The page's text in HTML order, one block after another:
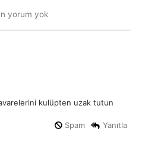
yorum yok
kulüpten uzak tutun
Yanıtla
Spam